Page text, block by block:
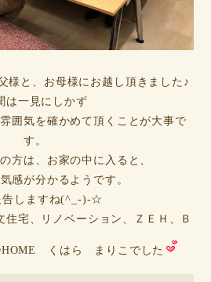
様と、お母様にお越し頂きました♪
は一見にしかず
囲気を確かめて頂くことが大事で
す。
方は、お家の中に入ると、
感が分かるようです。
告しますね(^_-)-☆
住宅、リノベーション、ＺＥＨ、Ｂ
くはら まりこでした